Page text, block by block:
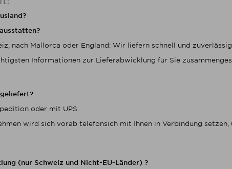
nach Mallorca oder England: Wir liefern schnell und
Informationen zur Lieferabwicklung für Sie
oder mit UPS.
wird sich vorab telefonsich mit Ihnen in Verbindung
(nur Schweiz und Nicht-EU-Länder) ?